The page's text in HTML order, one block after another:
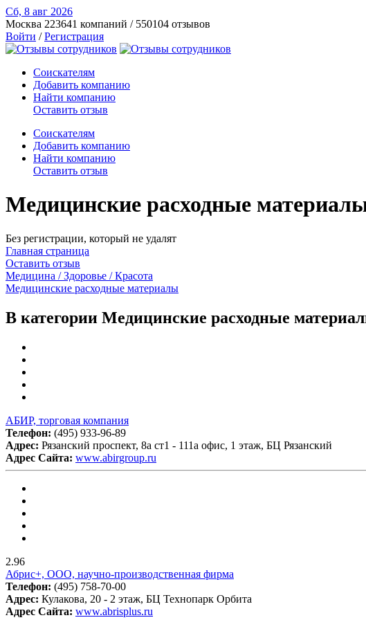
Сб, 8 авг 2026
Москва 223641 компаний / 550104 отзывов
Войти /Регистрация
Соискателям
Добавить компанию
Найти компанию
Оставить отзыв
Соискателям
Добавить компанию
Найти компанию
Оставить отзыв
Медицинские расходные
Без регистрации, который не удалят
Главная страница
Оставить отзыв
Медицина / Здоровье / Красота
Медицинские расходные материалы
В категории Медицинские расходные
АБИР, торговая компания
Телефон: (495) 933-96-89
Адрес: Рязанский проспект, 8а ст1 - 111а офис, 1 этаж, БЦ Рязанский
Адрес Сайта: www.abirgroup.ru
2.96
Абрис+, ООО, научно-производственная фирма
Телефон: (495) 758-70-00
Адрес: Кулакова, 20 - 2 этаж, БЦ Технопарк Орбита
Адрес Сайта: www.abrisplus.ru